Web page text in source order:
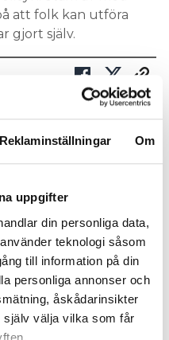
Reklaminställningar Om
uppgifter
din personliga data,
teknologi såsom
till information på din
personliga annonser och
åskådarinsikter
välja vilka som får
att folk kan utföra
gjort själv.
och få nyheter, tips